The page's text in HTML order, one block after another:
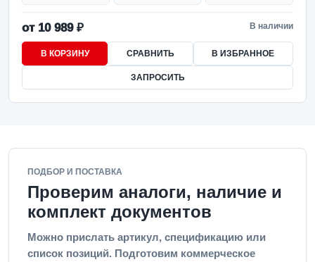
от 10 989 ₽ В наличии
В КОРЗИНУ СРАВНИТЬ В ИЗБРАННОЕ
ЗАПРОСИТЬ
ПОДБОР И ПОСТАВКА
Проверим аналоги, наличие и
комплект документов
Можно прислать артикул, спецификацию или
список позиций. Подготовим коммерческое